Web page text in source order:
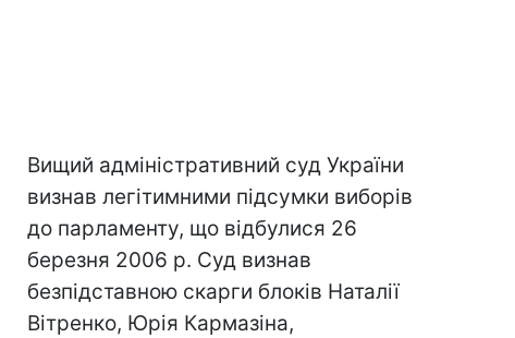
Вищий адміністративний суд України
визнав легітимними підсумки виборів
до парламенту, що відбулися 26
березня 2006 р. Суд визнав
безпідставною скарги блоків Наталії
Вітренко, Юрія Кармазіна,